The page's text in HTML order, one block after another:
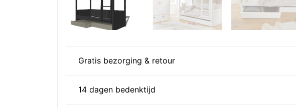
Gratis bezorging & retour
14 dagen bedenktijd